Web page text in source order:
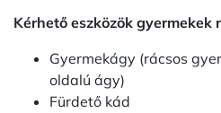
Kérhető eszközök gyermekek
Gyermekágy (rácsos
oldalú ágy)
Fürdető kád